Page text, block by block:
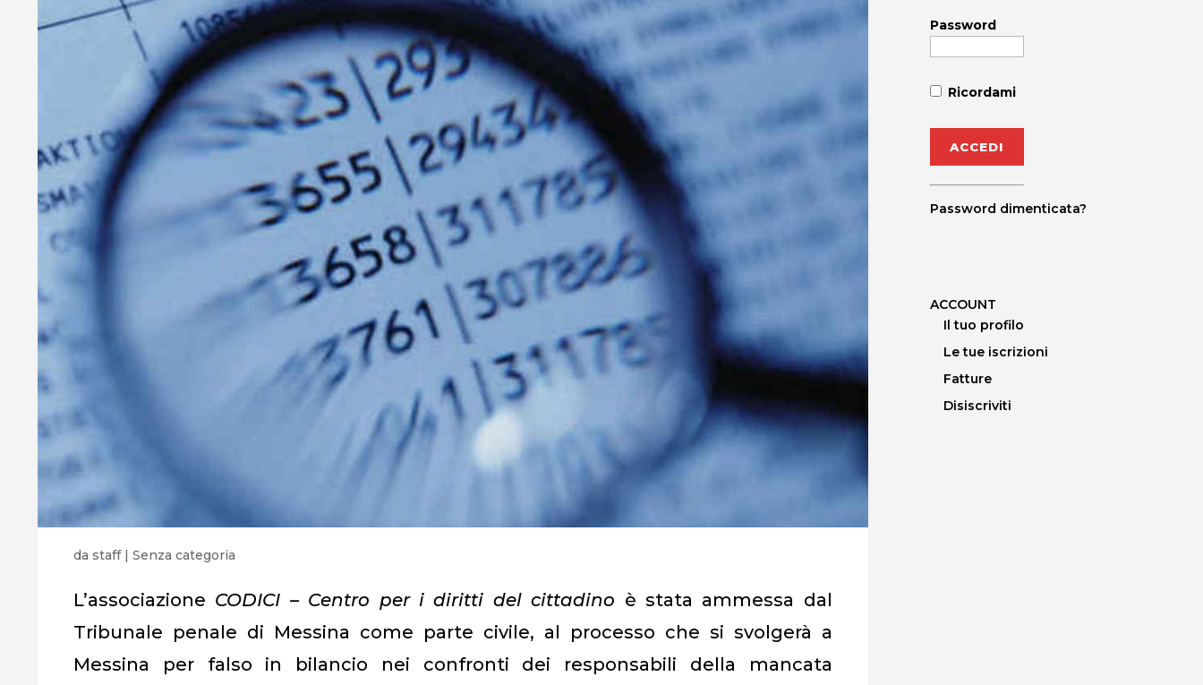
da staff| Senza categoria
L’associazione CODICI – Centro per i diritti del cittadino è stata ammessa dal
Tribunale penale di Messina come parte civile, al processo che si svolgerà a
Messina per falso in bilancio nei confronti dei responsabili della mancata
Password
Ricordami
Password dimenticata?
ACCOUNT
Il tuo profilo
Le tue iscrizioni
Fatture
Disiscriviti